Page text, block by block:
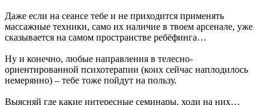
Даже если на сеансе тебе и не приходится применять
массажные техники, само их наличие в твоем арсенале, уже
сказывается на самом пространстве ребёфинга…
Ну и конечно, любые направления в телесно-
ориентированной психотерапии (коих сейчас наплодилось
немерянно) – тебе тоже пойдут на пользу.
Выясняй где какие интересные семинары, ходи на них…